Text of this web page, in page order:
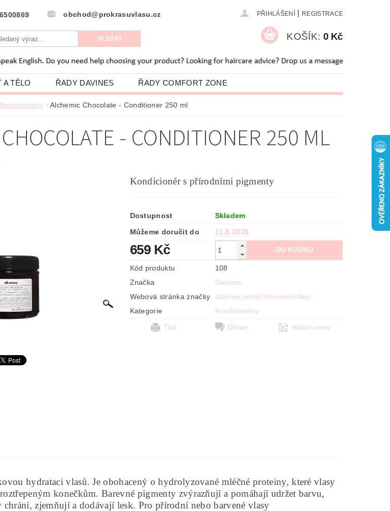
obchod@prokrasuvlasu.cz PŘIHLÁŠENÍ REGISTRACE
KOŠÍK: 0 Kč
A TĚLO ŘADY DAVINES ŘADY COMFORT ZONE
VLASOVÁ PORADNA O NÁS
Kondicionéry Alchemic Chocolate - Conditioner 250 ml
- CONDITIONER 250 ML
Kondicionér s přírodními pigmenty
Dostupnost
Skladem
Můžeme doručit do
11.8.2026
659 Kč
Kód produktu
108
Značka
Davines
Webová stránka značky
davines.com/cz/home/index/
Kategorie
Kondicionéry
Tisk
Dotaz Hlídat cenu
hydrataci vlasů. Je obohacený o hydrolyzované mléčné proteiny, které vlasy
konečkům. Barevné pigmenty zvýrazňují a pomáhají udržet barvu,
zjemňují a dodávají lesk. Pro přírodní nebo barvené vlasy